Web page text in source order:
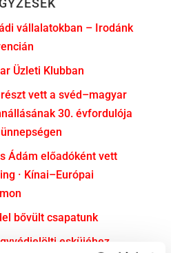
vállalatokban – Irodánk
Üzleti Klubban
vett a svéd–magyar
30. évfordulója
Ádám előadóként vett
· Kínai–Európai
bővült csapatunk
esküjéhez